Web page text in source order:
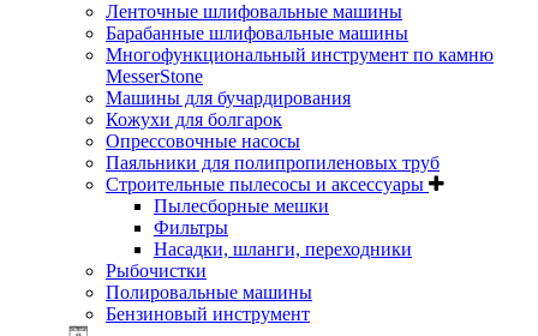
Ленточные шлифовальные машины
Барабанные шлифовальные машины
Многофункциональный инструмент по камню
MesserStone
Машины для бучардирования
Кожухи для болгарок
Опрессовочные насосы
Паяльники для полипропиленовых труб
Строительные пылесосы и аксессуары
Пылесборные мешки
Фильтры
Насадки, шланги, переходники
Рыбочистки
Полировальные машины
Бензиновый инструмент